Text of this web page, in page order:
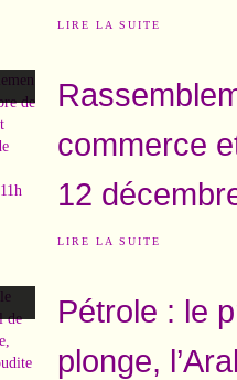
LIRE LA SUITE
commerce
12
LIRE LA SUITE
Pétrole : le
plonge,